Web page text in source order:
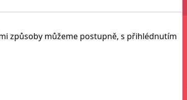
způsoby můžeme postupně, s přihlédnutím